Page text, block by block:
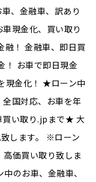
、金融車、訳あり
現金化、買い取り
！ 金融車、即日買
！ お車で即日現金
現金化！ ★ローン中
国対応、お車を年
買い取り.jpまで★ 大
します。 ※ローン
価買い取り致しま
のお車、金融車、